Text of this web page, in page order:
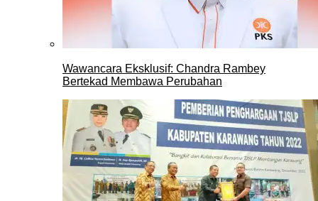
Wawancara Eksklusif: Chandra Rambey
Bertekad Membawa Perubahan